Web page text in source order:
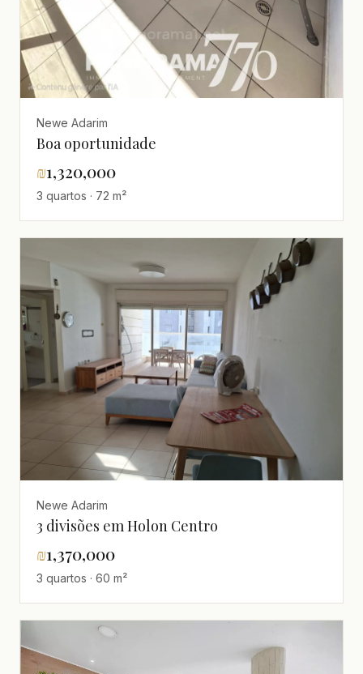
Newe Adarim
Boa oportunidade
₪1,320,000
3 quartos · 72 m²
Newe Adarim
3 divisões em Holon Centro
₪1,370,000
3 quartos · 60 m²